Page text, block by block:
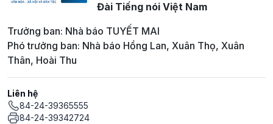
Đài Tiếng nói Việt Nam
Trưởng ban: Nhà báo TUYẾT MAI
Phó trưởng ban: Nhà báo Hồng Lan, Xuân Thọ, Xuân
Thân, Hoài Thu
Liên hệ
84-24-39365555
84-24-39342724